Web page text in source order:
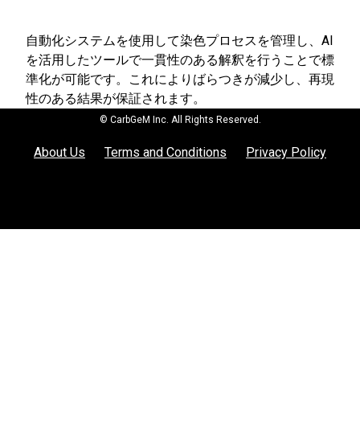
自動化システムを使用して染色プロセスを管理し、AI
を活用したツールで一貫性のある解釈を行うことで標
準化が可能です。これによりばらつきが減少し、再現
性のある結果が保証されます。
© CarbGeM Inc. All Rights Reserved.
About Us Terms and Conditions Privacy Policy